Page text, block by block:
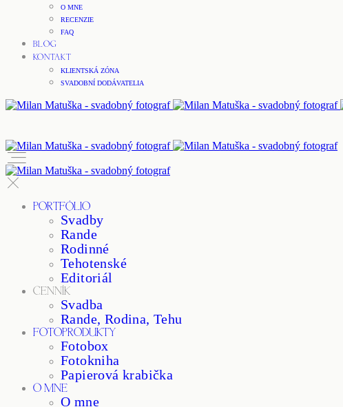
O MNE
RECENZIE
FAQ
BLOG
KONTAKT
KLIENTSKÁ ZÓNA
SVADOBNÍ DODÁVATELIA
PORTFÓLIO
Svadby
Rande
Rodinné
Tehotenské
Editoriál
CENNÍK
Svadba
Rande, Rodina, Tehu
FOTOPRODUKTY
Fotobox
Fotokniha
Papierová krabička
O MNE
O mne